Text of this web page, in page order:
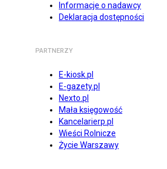
Informacje o nadawcy
Deklaracja dostępności
PARTNERZY
E-kiosk.pl
E-gazety.pl
Nexto.pl
Mała księgowość
Kancelarierp.pl
Wieści Rolnicze
Życie Warszawy